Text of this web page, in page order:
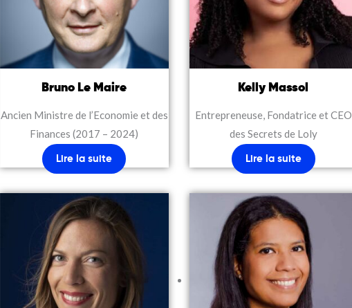
Bruno Le Maire
Ancien Ministre de l’Economie et des
Finances (2017 – 2024)
Lire la suite
Kelly Massol
Entrepreneuse, Fondatrice et CEO
des Secrets de Loly
Lire la suite